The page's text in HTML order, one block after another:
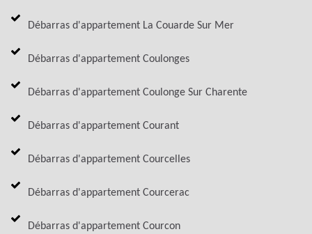
Débarras d'appartement La Couarde Sur Mer
Débarras d'appartement Coulonges
Débarras d'appartement Coulonge Sur Charente
Débarras d'appartement Courant
Débarras d'appartement Courcelles
Débarras d'appartement Courcerac
Débarras d'appartement Courcon